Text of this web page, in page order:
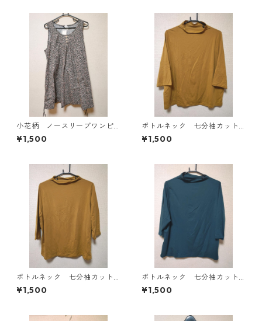
小花柄 ノースリーブワンピ
ース ４Ｌ ブラック KAE-
4819
¥1,500
ボトルネック 七分袖カット
ソー ４Ｌ マスタード KA
E-4818
¥1,500
ボトルネック 七分袖カット
ソー ４Ｌ マスタード KA
E-4816
¥1,500
ボトルネック 七分袖カット
ソー ４Ｌ ティールグリー
ン KAE-4815
¥1,500